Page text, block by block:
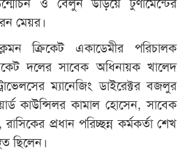
মেয়র।
ক্রিকেট একাডেমীর পরিচালক
দলের সাবেক অধিনায়ক খালেদ
ম্যানেজিং ডাইরেক্টর বজলুর
কাউন্সিলর কামাল হোসেন, সাবেক
প্রধান পরিচ্ছন্ন কর্মকর্তা শেখ
ছিলেন।